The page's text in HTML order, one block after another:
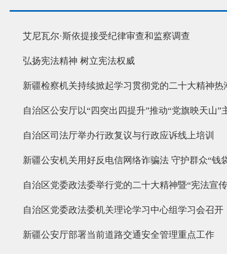
艾尼瓦尔·斯依提接受纪律审查和监察调查
弘扬宪法精神 树立宪法权威
新疆检察机关持续掀起学习贯彻党的二十大精神热
自治区公安厅以“四突出四提升”推动“党旗映天山”
自治区司法厅举办行政复议与行政应诉线上培训
新疆公安机关用好反电信网络诈骗法 守护群众“钱
自治区党委政法委举行党的二十大精神暨“宪法宣
自治区党委政法委机关理论学习中心组学习会召开
新疆公安厅部署当前道路交通安全管理重点工作